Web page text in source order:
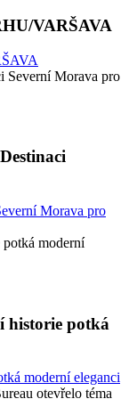
VARŠAVA
Morava pro
historie potká
moderní eleganci